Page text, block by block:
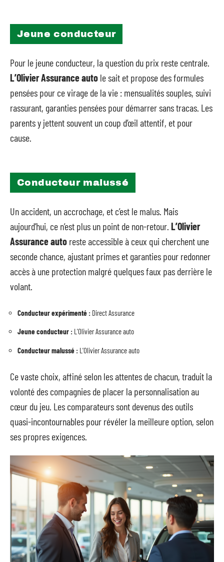
Jeune conducteur
Pour le jeune conducteur, la question du prix reste centrale.
L’Olivier Assurance auto le sait et propose des formules
pensées pour ce virage de la vie : mensualités souples, suivi
rassurant, garanties pensées pour démarrer sans tracas. Les
parents y jettent souvent un coup d’œil attentif, et pour
cause.
Conducteur malussé
Un accident, un accrochage, et c’est le malus. Mais
aujourd’hui, ce n’est plus un point de non-retour. L’Olivier
Assurance auto reste accessible à ceux qui cherchent une
seconde chance, ajustant primes et garanties pour redonner
accès à une protection malgré quelques faux pas derrière le
volant.
Conducteur expérimenté : Direct Assurance
Jeune conducteur : L’Olivier Assurance auto
Conducteur malussé : L’Olivier Assurance auto
Ce vaste choix, affiné selon les attentes de chacun, traduit la
volonté des compagnies de placer la personnalisation au
cœur du jeu. Les comparateurs sont devenus des outils
quasi-incontournables pour révéler la meilleure option, selon
ses propres exigences.